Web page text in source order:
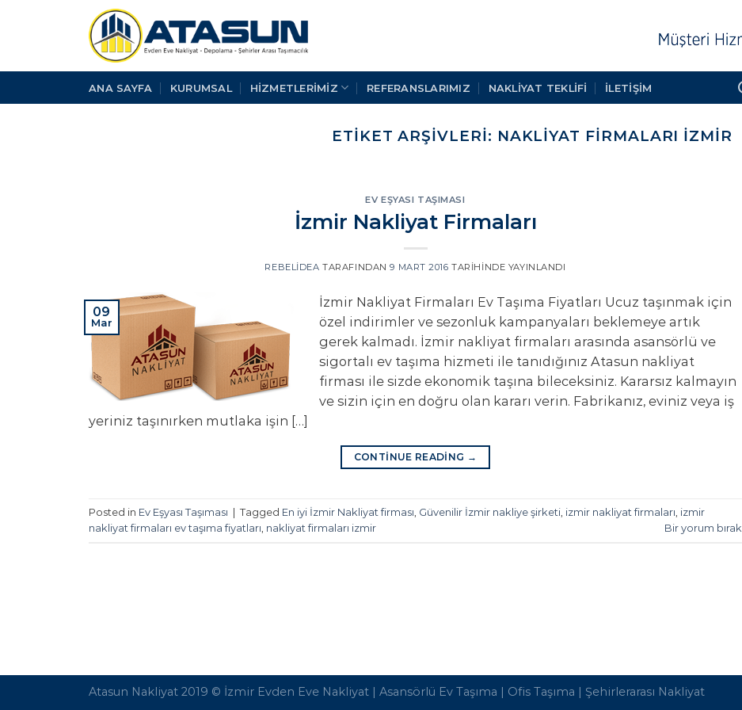
ANA SAYFA KURUMSAL HİZMETLERİMİZ REFERANSLARIMIZ NAKLIYAT TEKLIFI İLETİŞİM
ETIKET ARŞIVLERI: NAKLIYAT FIRMALARI IZMIR
EV EŞYASI TAŞIMASI
İzmir Nakliyat Firmaları
REBELIDEA TARAFINDAN 9 MART 2016 TARIHINDE YAYINLANDI
09
Mar
İzmir Nakliyat Firmaları Ev Taşıma Fiyatları Ucuz taşınmak için
özel indirimler ve sezonluk kampanyaları beklemeye artık
gerek kalmadı. İzmir nakliyat firmaları arasında asansörlü ve
sigortalı ev taşıma hizmeti ile tanıdığınız Atasun nakliyat
firması ile sizde ekonomik taşına bileceksiniz. Kararsız kalmayın
ve sizin için en doğru olan kararı verin. Fabrikanız, eviniz veya iş
yeriniz taşınırken mutlaka işin […]
CONTINUE READING →
Posted in Ev Eşyası Taşıması | Tagged En iyi İzmir Nakliyat firması Güvenilir İzmir nakliye şirketi izmir nakliyat firmaları izmir
nakliyat firmaları ev taşıma fiyatları nakliyat firmaları izmir Bir yorum bırak
Atasun Nakliyat 2019 © İzmir Evden Eve Nakliyat | Asansörlü Ev Taşıma | Ofis Taşıma | Şehirlerarası Nakliyat